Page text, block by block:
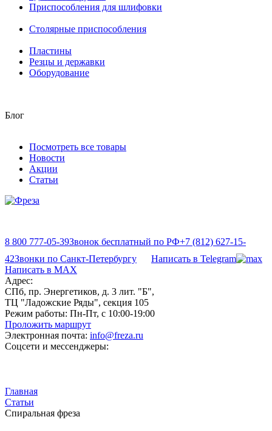
Приспособления для шлифовки
Столярные приспособления
Пластины
Резцы и державки
Оборудование
Блог
Посмотреть все товары
Новости
Акции
Статьи
8 800 777-05-39Звонок бесплатный по РФ+7 (812) 627-15-
42Звонки по Санкт-Петербургу
Написать в Telegram
Написать в MAX
Адрес:
СПб, пр. Энергетиков, д. 3 лит. "Б",
ТЦ "Ладожские Ряды", секция 105
Режим работы: Пн-Пт, с 10:00-19:00
Проложить маршрут
Электронная почта: info@freza.ru
Соцсети и мессенджеры:
Главная
Статьи
​Спиральная фреза